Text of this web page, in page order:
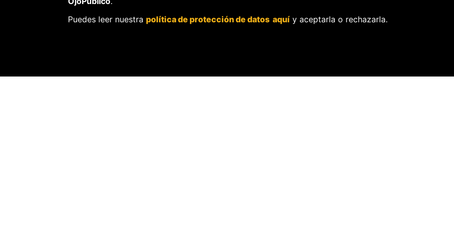
Política de independencia
Sobre el secreto
Puedes leer nuestrapolítica de protección de datos aquí y aceptarla o rechazarla.